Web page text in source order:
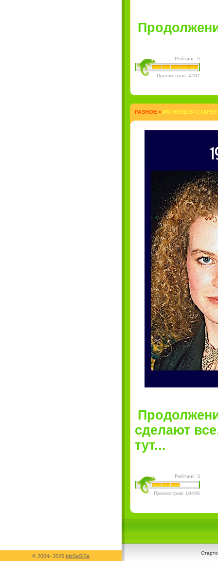
Рейтинг: 5
Просмотров: 4287
РАЗНОЕ > ИМ НЕЛЬЗЯ
сделают
тут...
Рейтинг: 3
Просмотров: 10466
© 2004- 2026 bigSaSiSa